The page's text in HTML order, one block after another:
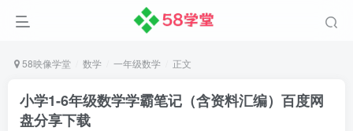
58映像学堂 数学 一年级数学 正文
小学1-6年级数学学霸笔记（含资料汇编）百度网
盘分享下载